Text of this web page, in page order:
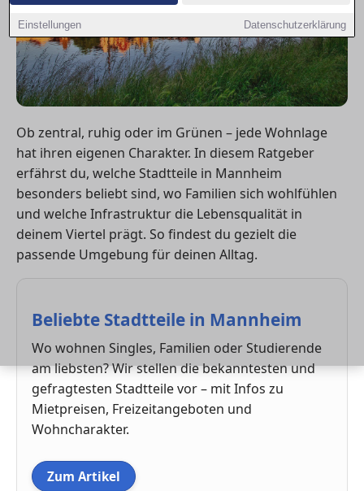
Einstellungen Datenschutzerklärung
Ob zentral, ruhig oder im Grünen – jede Wohnlage
hat ihren eigenen Charakter. In diesem Ratgeber
erfährst du, welche Stadtteile in Mannheim
besonders beliebt sind, wo Familien sich wohlfühlen
und welche Infrastruktur die Lebensqualität in
deinem Viertel prägt. So findest du gezielt die
passende Umgebung für deinen Alltag.
Beliebte Stadtteile in Mannheim
Wo wohnen Singles, Familien oder Studierende
am liebsten? Wir stellen die bekanntesten und
gefragtesten Stadtteile vor – mit Infos zu
Mietpreisen, Freizeitangeboten und
Wohncharakter.
Zum Artikel